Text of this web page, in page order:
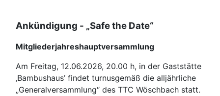
Ankündigung - „Safe the Date“
Mitgliederjahreshauptversammlung
Am Freitag, 12.06.2026, 20.00 h, in der Gaststätte
‚Bambushaus’ findet turnusgemäß die alljährliche
„Generalversammlung“ des TTC Wöschbach statt.